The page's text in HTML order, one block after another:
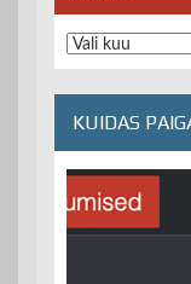
Arhiiv
KUIDAS